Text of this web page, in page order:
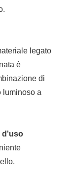
legato
è
di
luminoso a
d'uso